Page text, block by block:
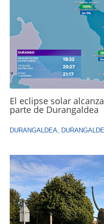
El eclipse solar
parte de Durangaldea
DURANGALDEA